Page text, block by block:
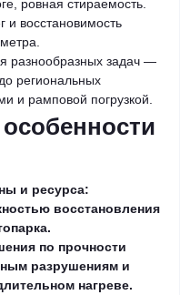
ровная стираемость.
и восстановимость
разнообразных задач —
региональных
и рамповой погрузкой.
и ресурса:
восстановления
по прочности
разрушениям и
нагреве.